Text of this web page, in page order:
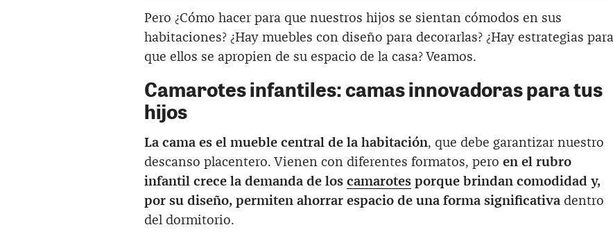
Pero ¿Cómo hacer para que nuestros hijos se sientan cómodos en sus
habitaciones? ¿Hay muebles con diseño para decorarlas? ¿Hay estrategias para
que ellos se apropien de su espacio de la casa? Veamos.
Camarotes infantiles: camas innovadoras para tus
hijos
La cama es el mueble central de la habitación, que debe garantizar nuestro
descanso placentero. Vienen con diferentes formatos, pero en el rubro
infantil crece la demanda de los camarotes porque brindan comodidad y,
por su diseño, permiten ahorrar espacio de una forma significativa dentro
del dormitorio.